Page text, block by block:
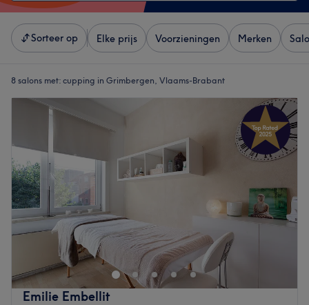
Sorteer op Elke prijs Voorzieningen Merken
8 salons met: cupping in Grimbergen, Vlaams-Brabant
Emilie Embellit